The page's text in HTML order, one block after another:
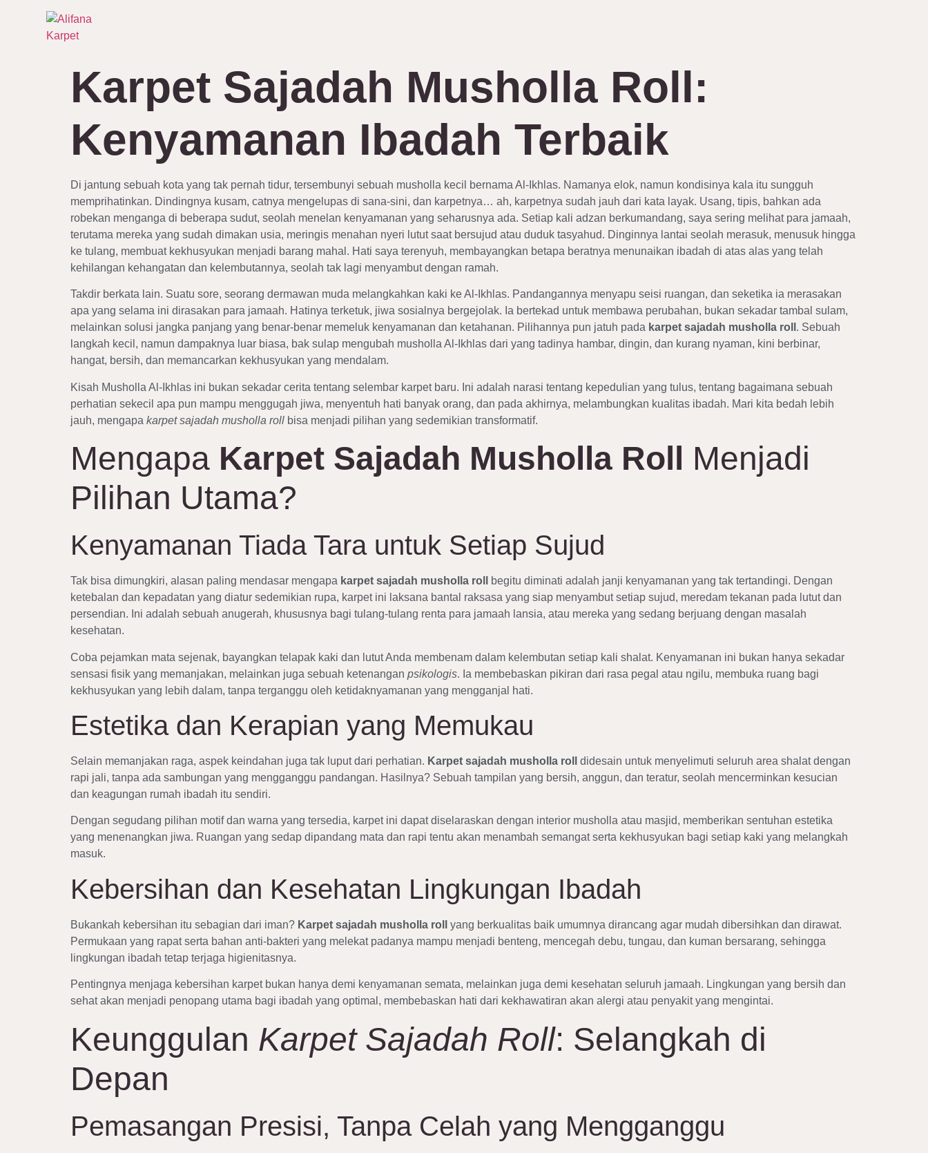
Karpet Sajadah Musholla Roll:
Kenyamanan Ibadah Terbaik
Di jantung sebuah kota yang tak pernah tidur, tersembunyi sebuah musholla kecil bernama Al-Ikhlas. Namanya elok, namun kondisinya kala itu sungguh
memprihatinkan. Dindingnya kusam, catnya mengelupas di sana-sini, dan karpetnya… ah, karpetnya sudah jauh dari kata layak. Usang, tipis, bahkan ada
robekan menganga di beberapa sudut, seolah menelan kenyamanan yang seharusnya ada. Setiap kali adzan berkumandang, saya sering melihat para jamaah,
terutama mereka yang sudah dimakan usia, meringis menahan nyeri lutut saat bersujud atau duduk tasyahud. Dinginnya lantai seolah merasuk, menusuk hingga
ke tulang, membuat kekhusyukan menjadi barang mahal. Hati saya terenyuh, membayangkan betapa beratnya menunaikan ibadah di atas alas yang telah
kehilangan kehangatan dan kelembutannya, seolah tak lagi menyambut dengan ramah.
Takdir berkata lain. Suatu sore, seorang dermawan muda melangkahkan kaki ke Al-Ikhlas. Pandangannya menyapu seisi ruangan, dan seketika ia merasakan
apa yang selama ini dirasakan para jamaah. Hatinya terketuk, jiwa sosialnya bergejolak. Ia bertekad untuk membawa perubahan, bukan sekadar tambal sulam,
melainkan solusi jangka panjang yang benar-benar memeluk kenyamanan dan ketahanan. Pilihannya pun jatuh pada karpet sajadah musholla roll . Sebuah
langkah kecil, namun dampaknya luar biasa, bak sulap mengubah musholla Al-Ikhlas dari yang tadinya hambar, dingin, dan kurang nyaman, kini berbinar,
hangat, bersih, dan memancarkan kekhusyukan yang mendalam.
Kisah Musholla Al-Ikhlas ini bukan sekadar cerita tentang selembar karpet baru. Ini adalah narasi tentang kepedulian yang tulus, tentang bagaimana sebuah
perhatian sekecil apa pun mampu menggugah jiwa, menyentuh hati banyak orang, dan pada akhirnya, melambungkan kualitas ibadah. Mari kita bedah lebih
jauh, mengapa karpet sajadah musholla roll bisa menjadi pilihan yang sedemikian transformatif.
Mengapa Karpet Sajadah Musholla Roll
Menjadi
Pilihan Utama?
Kenyamanan Tiada Tara untuk Setiap Sujud
Tak bisa dimungkiri, alasan paling mendasar mengapa karpet sajadah musholla roll
begitu diminati adalah janji kenyamanan yang tak tertandingi. Dengan
ketebalan dan kepadatan yang diatur sedemikian rupa, karpet ini laksana bantal raksasa yang siap menyambut setiap sujud, meredam tekanan pada lutut dan
persendian. Ini adalah sebuah anugerah, khususnya bagi tulang-tulang renta para jamaah lansia, atau mereka yang sedang berjuang dengan masalah
kesehatan.
Coba pejamkan mata sejenak, bayangkan telapak kaki dan lutut Anda membenam dalam kelembutan setiap kali shalat. Kenyamanan ini bukan hanya sekadar
sensasi fisik yang memanjakan, melainkan juga sebuah ketenangan psikologis. Ia membebaskan pikiran dari rasa pegal atau ngilu, membuka ruang bagi
kekhusyukan yang lebih dalam, tanpa terganggu oleh ketidaknyamanan yang mengganjal hati.
Estetika dan Kerapian yang Memukau
Selain memanjakan raga, aspek keindahan juga tak luput dari perhatian. Karpet sajadah musholla roll
didesain untuk menyelimuti seluruh area shalat dengan
rapi jali, tanpa ada sambungan yang mengganggu pandangan. Hasilnya? Sebuah tampilan yang bersih, anggun, dan teratur, seolah mencerminkan kesucian
dan keagungan rumah ibadah itu sendiri.
Dengan segudang pilihan motif dan warna yang tersedia, karpet ini dapat diselaraskan dengan interior musholla atau masjid, memberikan sentuhan estetika
yang menenangkan jiwa. Ruangan yang sedap dipandang mata dan rapi tentu akan menambah semangat serta kekhusyukan bagi setiap kaki yang melangkah
masuk.
Kebersihan dan Kesehatan Lingkungan Ibadah
Bukankah kebersihan itu sebagian dari iman? Karpet sajadah musholla roll
yang berkualitas baik umumnya dirancang agar mudah dibersihkan dan dirawat.
Permukaan yang rapat serta bahan anti-bakteri yang melekat padanya mampu menjadi benteng, mencegah debu, tungau, dan kuman bersarang, sehingga
lingkungan ibadah tetap terjaga higienitasnya.
Pentingnya menjaga kebersihan karpet bukan hanya demi kenyamanan semata, melainkan juga demi kesehatan seluruh jamaah. Lingkungan yang bersih dan
sehat akan menjadi penopang utama bagi ibadah yang optimal, membebaskan hati dari kekhawatiran akan alergi atau penyakit yang mengintai.
Keunggulan Karpet Sajadah Roll: Selangkah di
Depan
Pemasangan Presisi, Tanpa Celah yang Mengganggu